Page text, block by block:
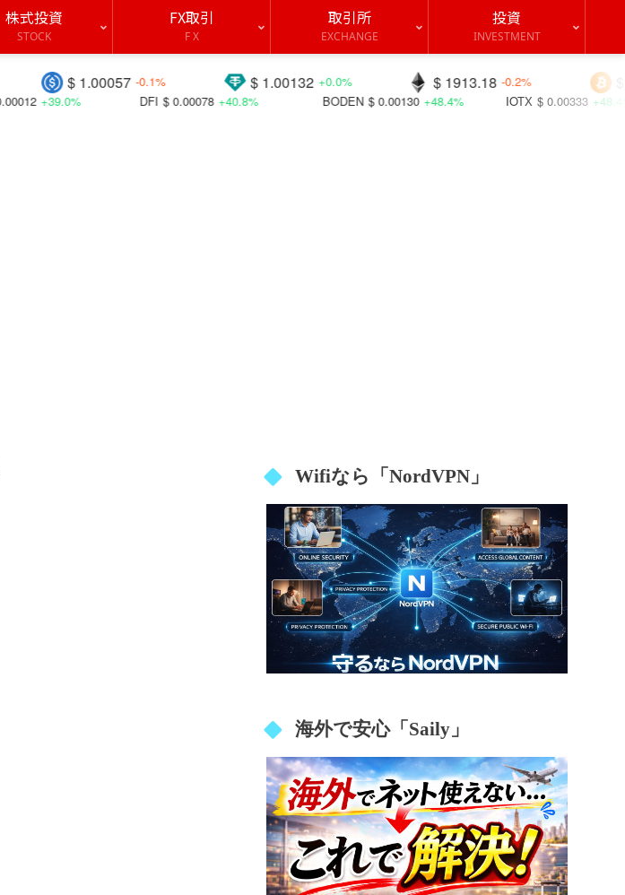
株式投資
STOCK
FX取引
F X
取引所
EXCHANGE
投資
INVESTMENT
$ 64750.4
$ 1913.18 -0.2%
$ 1.00132 +0.0%
$ 1.00057 -0.1%
IOTX
$ 0.00333 +48.4%
BODEN $ 0.00130 +48.4%
DFI $ 0.00078 +40.8%
Wifiなら「NordVPN」
海外で安心「Saily」